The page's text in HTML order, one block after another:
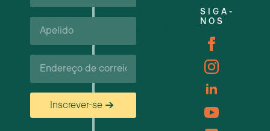
Apelido*
Correio
eletrónico*
Inscrever-se
SIGA-
NOS